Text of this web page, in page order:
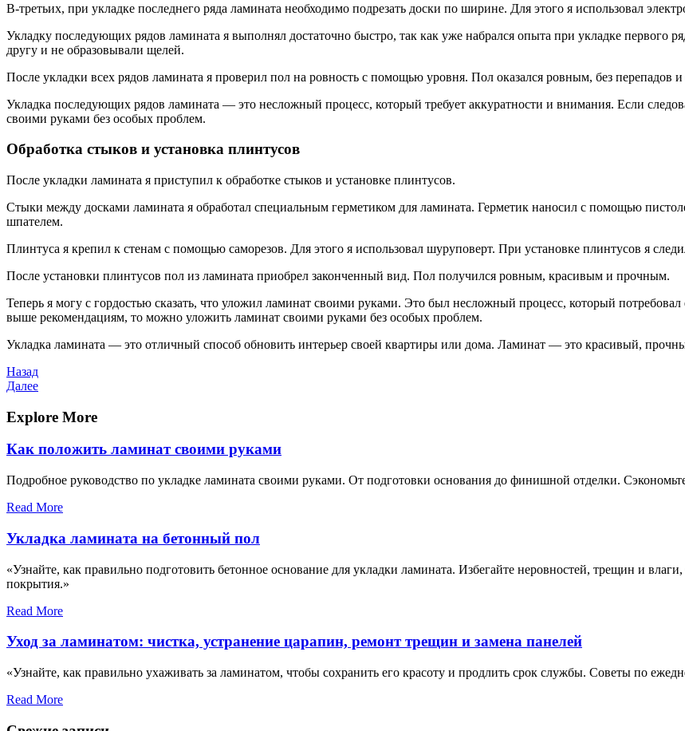
В-третьих, при укладке последнего ряда ламината необходимо подрезать доски по ширине. Для этого я использовал
Укладку последующих рядов ламината я выполнял достаточно быстро, так как уже набрался опыта при укладке первого
другу и не образовывали щелей.
После укладки всех рядов ламината я проверил пол на ровность с помощью уровня. Пол оказался ровным, без перепадов и
Укладка последующих рядов ламината — это несложный процесс, который требует аккуратности и внимания. Если
своими руками без особых проблем.
Обработка стыков и установка плинтусов
После укладки ламината я приступил к обработке стыков и установке плинтусов.
Стыки между досками ламината я обработал специальным герметиком для ламината. Герметик наносил с помощью
шпателем.
Плинтуса я крепил к стенам с помощью саморезов. Для этого я использовал шуруповерт. При установке плинтусов я
После установки плинтусов пол из ламината приобрел законченный вид. Пол получился ровным, красивым и прочным.
Теперь я могу с гордостью сказать, что уложил ламинат своими руками. Это был несложный процесс, который
выше рекомендациям, то можно уложить ламинат своими руками без особых проблем.
Укладка ламината ― это отличный способ обновить интерьер своей квартиры или дома. Ламинат — это красивый,
Навигация
по
записям
Предыдущая
запись
Назад
Следующая
Далее
Explore More
Как положить ламинат своими руками
Подробное руководство по укладке ламината своими руками. От подготовки основания до финишной отделки.
Read More
Укладка ламината на бетонный пол
«Узнайте, как правильно подготовить бетонное основание для укладки ламината. Избегайте неровностей, трещин и
покрытия.»
Read More
Уход за ламинатом: чистка, устранение царапин, ремонт трещин и замена панелей
«Узнайте, как правильно ухаживать за ламинатом, чтобы сохранить его красоту и продлить срок службы. Советы по
Read More